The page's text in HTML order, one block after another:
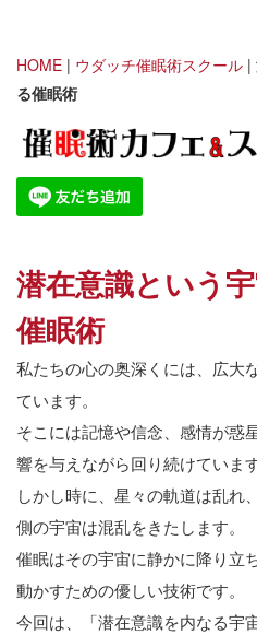
HOME | ウダッチ催眠術スクール |
る催眠術
潜在意識という
催眠術
私たちの心の奥深くには、広大
ています。
そこには記憶や信念、感情が惑
響を与えながら回り続けています
しかし時に、星々の軌道は乱れ
側の宇宙は混乱をきたします。
催眠はその宇宙に静かに降り立
動かすための優しい技術です。
今回は、「潜在意識を内なる宇